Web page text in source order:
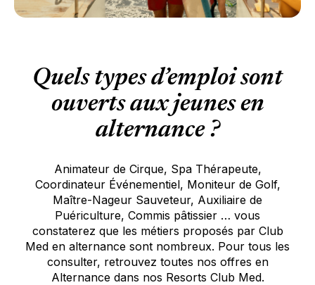
Quels types d’emploi sont
ouverts aux jeunes en
alternance ?
Animateur de Cirque, Spa Thérapeute,
Coordinateur Événementiel, Moniteur de Golf,
Maître-Nageur Sauveteur, Auxiliaire de
Puériculture, Commis pâtissier … vous
constaterez que les métiers proposés par Club
Med en alternance sont nombreux. Pour tous les
consulter, retrouvez toutes nos offres en
Alternance dans nos Resorts Club Med.